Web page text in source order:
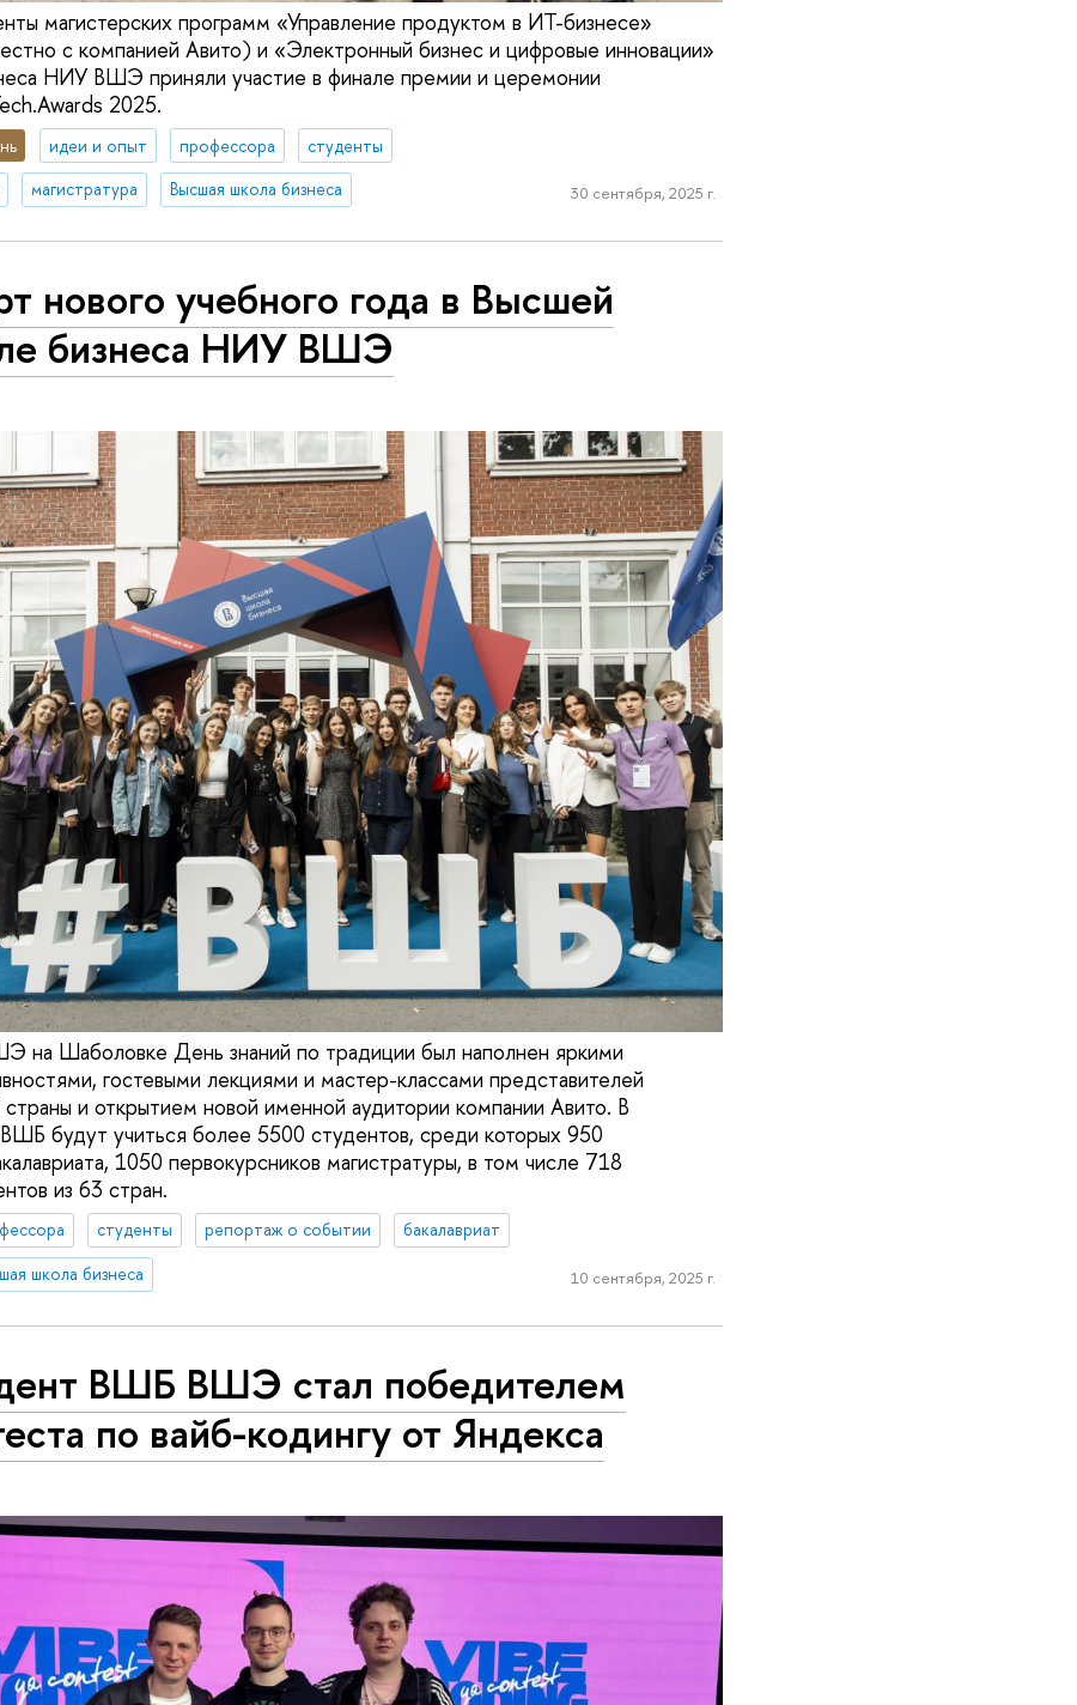
магистерских программ «Управление продуктом в ИТ-бизнесе»
с компанией Авито) и «Электронный бизнес и цифровые инновации»
НИУ ВШЭ приняли участие в финале премии и церемонии
2025.
идеи и опыт профессора
студенты
магистратура Высшая школа бизнеса 30 сентября, 2025 г.
нового учебного года в Высшей
бизнеса НИУ ВШЭ
на Шаболовке День знаний по традиции был наполнен яркими
гостевыми лекциями и мастер-классами представителей
и открытием новой именной аудитории компании Авито. В
будут учиться более 5500 студентов, среди которых 950
1050 первокурсников магистратуры, в том числе 718
из 63 стран.
студенты репортаж о событии
бакалавриат
школа бизнеса 10 сентября, 2025 г.
ВШБ ВШЭ стал победителем
по вайб-кодингу от Яндекса